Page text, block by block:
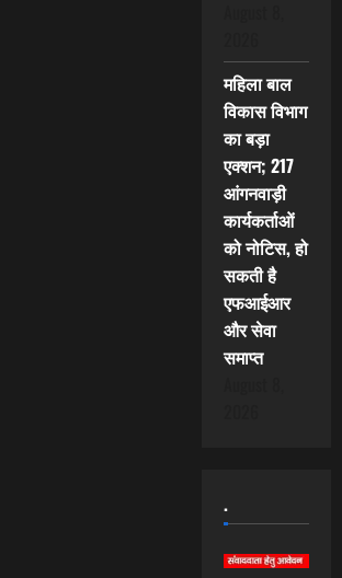
महिला बाल
विकास विभाग
का बड़ा
एक्शन; 217
आंगनवाड़ी
कार्यकर्ताओं
को नोटिस, हो
सकती है
एफआईआर
और सेवा
समाप्त
.